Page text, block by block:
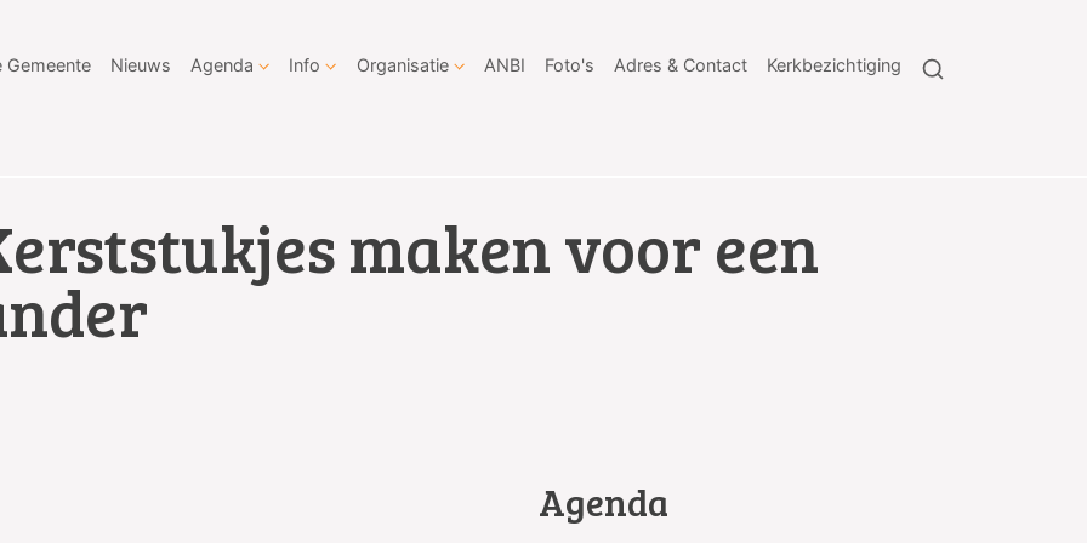
Gemeente Nieuws Agenda Info Organisatie ANBI Foto's Adres & Contact Kerkbezichtiging
maken voor een
Agenda